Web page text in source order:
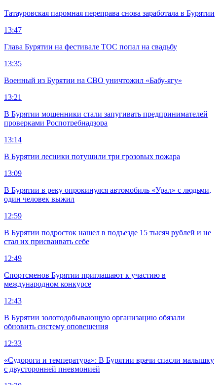
Татауровская паромная переправа снова заработала в Бурятии
13:47
Глава Бурятии на фестивале ТОС попал на свадьбу
13:35
Военный из Бурятии на СВО уничтожил «Бабу-ягу»
13:21
В Бурятии мошенники стали запугивать предпринимателей
проверками Роспотребнадзора
13:14
В Бурятии лесники потушили три грозовых пожара
13:09
В Бурятии в реку опрокинулся автомобиль «Урал» с людьми,
один человек выжил
12:59
В Бурятии подросток нашел в подъезде 15 тысяч рублей и не
стал их присваивать себе
12:49
Спортсменов Бурятии приглашают к участию в
международном конкурсе
12:43
В Бурятии золотодобывающую организацию обязали
обновить систему оповещения
12:33
«Судороги и температура»: В Бурятии врачи спасли малышку
с двусторонней пневмонией